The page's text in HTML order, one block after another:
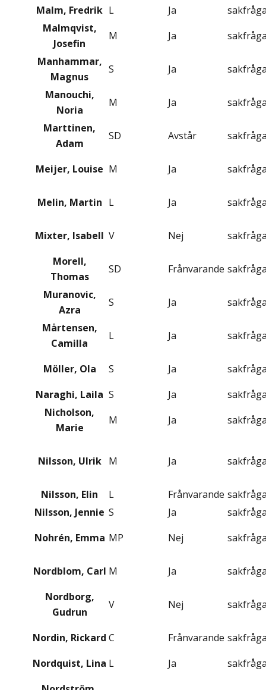
Malm, Fredrik L Ja
Malmqvist,
Josefin
M Ja
Manhammar,
Magnus
S Ja
Manouchi,
Noria
M Ja
Marttinen,
Adam
SD Avstår
Meijer, Louise M Ja
Melin, Martin L Ja
Mixter, Isabell V Nej
Morell,
Thomas
SD Frånvarande
Muranovic,
Azra
S Ja
Mårtensen,
Camilla
L Ja
Möller, Ola S Ja
Naraghi, Laila S Ja
Nicholson,
Marie
M Ja
Nilsson, Ulrik M Ja
Nilsson, Elin L Frånvarande
Nilsson, Jennie S Ja
Nohrén, Emma MP Nej
Nordblom, Carl M Ja
Nordborg,
Gudrun
V Nej
Nordin, Rickard C Frånvarande
Nordquist, Lina L Ja